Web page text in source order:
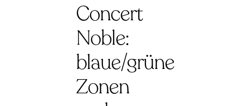
Concert
Noble:
blaue/grüne
Zonen